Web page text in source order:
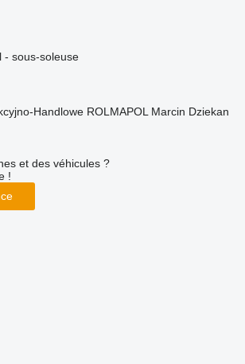
- sous-soleuse
Handlowe ROLMAPOL Marcin Dziekan
et des véhicules ?
!